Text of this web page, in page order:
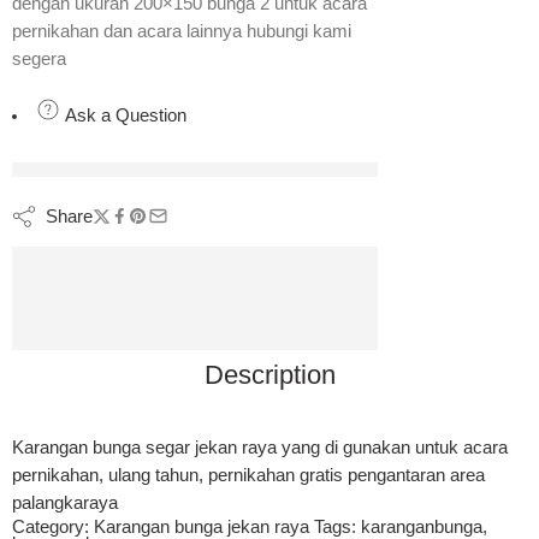
pernikahan dan acara lainnya hubungi kami
segera
Ask a Question
Share
Description
Karangan bunga segar jekan raya yang di gunakan untuk acara
pernikahan, ulang tahun, pernikahan gratis pengantaran area
palangkaraya
Category: Karangan bunga jekan raya Tags: karanganbunga,